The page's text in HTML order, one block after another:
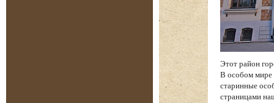
Этот район
В особом мире
старинные
страницами